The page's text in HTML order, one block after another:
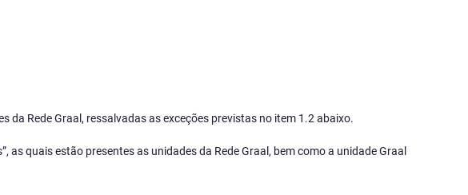
da Rede Graal, ressalvadas as exceções previstas no item 1.2 abaixo.
as quais estão presentes as unidades da Rede Graal, bem como a unidade Graal